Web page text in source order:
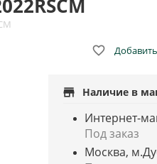

store Наличие в
Интернет-
Под заказ
Москва,